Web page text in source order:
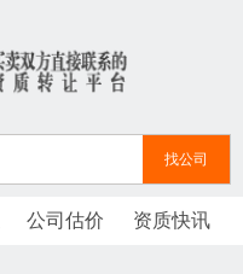
公司估价 资质快讯